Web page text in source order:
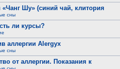
Шу» (синий чай, клитория
сны
ли курсы?
аллергии Alergyx
сны
от аллергии. Показания к